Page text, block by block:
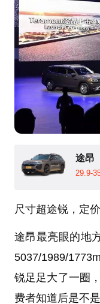
途昂
29.9-
尺寸超途锐，定
途昂最亮眼的地
5037/1989/
锐足足大了一圈
费者知道后是不